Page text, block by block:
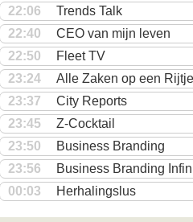
22:06
Trends Talk
22:40
CEO van mijn leven
22:50
Fleet TV
23:24
Alle Zaken op een Rijtje
23:37
City Reports
23:45
Z-Cocktail
23:50
Business Branding
23:56
Business Branding
00:03
Herhalingslus